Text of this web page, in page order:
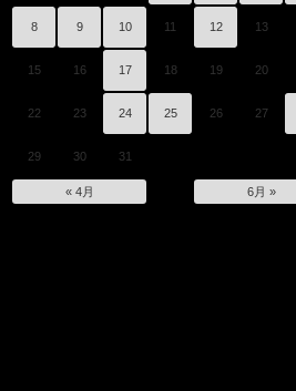
« 4月 6月 »
8 9 10 11 12 13
15 16 17 18 19 20
22 23 24 25 26 27
29 30 31